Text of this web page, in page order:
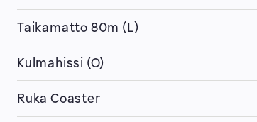
Taikamatto 80m (L)
Kulmahissi (O)
Ruka Coaster